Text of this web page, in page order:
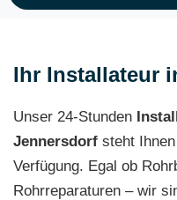
Ihr Installateur
Unser 24-Stunden
Jennersdorf steht
Verfügung. Egal ob
Rohrreparaturen – wir